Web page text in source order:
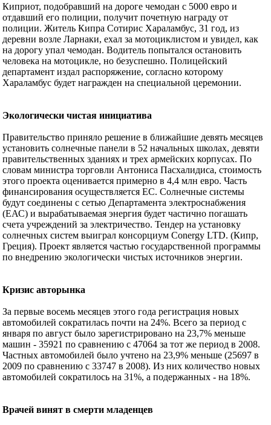
Киприот, подобравший на дороге чемодан с 5000 евро и
отдавший его полиции, получит почетную награду от
полиции. Житель Кипра Сотирис Хараламбус, 31 год, из
деревни возле Ларнаки, ехал за мотоциклистом и увидел, как
на дорогу упал чемодан. Водитель попытался остановить
человека на мотоцикле, но безуспешно. Полицейский
департамент издал распоряжение, согласно которому
Хараламбус будет награжден на специальной церемонии.
Экологически чистая инициатива
Правительство приняло решение в ближайшие девять месяцев
установить солнечные панели в 52 начальных школах, девяти
правительственных зданиях и трех армейских корпусах. По
словам министра торговли Антониса Пасхалидиса, стоимость
этого проекта оценивается примерно в 4,4 млн евро. Часть
финансирования осуществляется ЕС. Солнечные системы
будут соединены с сетью Департамента электроснабжения
(ЕАС) и вырабатываемая энергия будет частично погашать
счета учреждений за электричество. Тендер на установку
солнечных систем выиграл консорциум Conergy LTD. (Кипр,
Греция). Проект является частью государственной программы
по внедрению экологически чистых источников энергии.
Кризис авторынка
За первые восемь месяцев этого года регистрация новых
автомобилей сократилась почти на 24%. Всего за период с
января по август было зарегистрировано на 23,7% меньше
машин - 35921 по сравнению с 47064 за тот же период в 2008.
Частных автомобилей было учтено на 23,9% меньше (25697 в
2009 по сравнению с 33747 в 2008). Из них количество новых
автомобилей сократилось на 31%, а подержанных - на 18%.
Врачей винят в смерти младенцев